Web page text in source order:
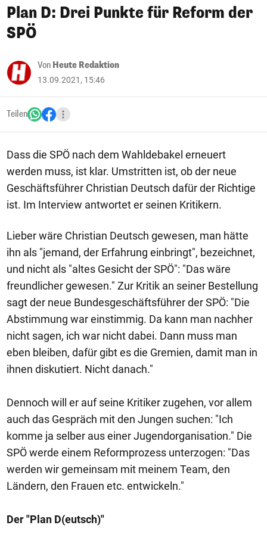
Plan D: Drei Punkte für Reform der
SPÖ
Von Heute Redaktion
13.09.2021, 15:46
Teilen
Dass die SPÖ nach dem Wahldebakel erneuert
werden muss, ist klar. Umstritten ist, ob der neue
Geschäftsführer Christian Deutsch dafür der Richtige
ist. Im Interview antwortet er seinen Kritikern.
Lieber wäre Christian Deutsch gewesen, man hätte
ihn als "jemand, der Erfahrung einbringt", bezeichnet,
und nicht als "altes Gesicht der SPÖ": "Das wäre
freundlicher gewesen." Zur Kritik an seiner Bestellung
sagt der neue Bundesgeschäftsführer der SPÖ: "Die
Abstimmung war einstimmig. Da kann man nachher
nicht sagen, ich war nicht dabei. Dann muss man
eben bleiben, dafür gibt es die Gremien, damit man in
ihnen diskutiert. Nicht danach."
Dennoch will er auf seine Kritiker zugehen, vor allem
auch das Gespräch mit den Jungen suchen: "Ich
komme ja selber aus einer Jugendorganisation." Die
SPÖ werde einem Reformprozess unterzogen: "Das
werden wir gemeinsam mit meinem Team, den
Ländern, den Frauen etc. entwickeln."
Der "Plan D(eutsch)"